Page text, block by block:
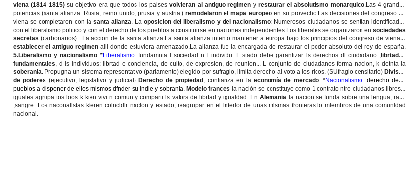
viena (1814 1815) su objetivo era que todos los paisesvolvieran al antiguo regimen y restaurar el absolutismo monarquico.Las 4 grandes
potencias (santa alianza: Rusia, reino unido, prusia y austria.)remodelaron el mapa europeo en su provecho.Las decisiones del congreso de
viena se completaron con lasanta alianza. La oposicion del liberalismo y del nacionalismo: Numerosos ciudadanos se sentian identificados
con el liberalismo politico y con el derecho de los pueblos a constituirse en naciones independientes.Los liberales se organizaron ensociedades
secretas(carbonarios) . La accion de la santa alianza:La santa alianza intento mantener a europa bajo los principios del congreso de viena y
establecer el antiguo regimenalli donde estuviera amenazado.La alianza fue la encargada de restaurar el poder absoluto del rey de españa.
5.Liberalismo y nacionalismo *Liberalismo: fundamnta l sociedad n l individu. L stado debe garantizar ls derechos dl ciudadano , librtades
fundamentales, d ls individuos: librtad e conciencia, de culto, de expresion, de reunion... L conjunto de ciudadanos forma nacion, k detnta la
soberania. Propugna un sistema representativo (parlamento) elegido por sufragio, limita derecho al voto a los ricos. (SUfragio censitario) Divison
de poderes (ejecutivo, legislativo y judicial) Derecho de propiedad , confianza en la economía de mercado. *Nacionalismo: derecho de ls
pueblos a disponer de ellos mismos dfnder su indie y sobrania. Modelo frances la nación se constituye como 1 contrato ntre ciudadanos libres e
iguales agrupa tos loos k kien vivi n comun y comparti ls valors de librtad y igualdad. EnAlemania la nacion se funda sobre una lengua, raza
,sangre. Los naconalistas kieren coincidir nacion y estado, reagrupar en el interior de unas mismas fronteras lo miembros de una comunidad
nacional.